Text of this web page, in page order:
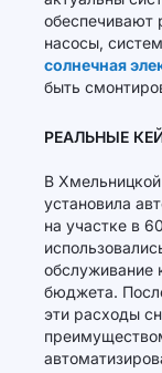
обеспечивают
насосы,
солнечная
быть
РЕАЛЬНЫЕ
В
установила
на участке в
обслуживание
бюджета.
эти расходы